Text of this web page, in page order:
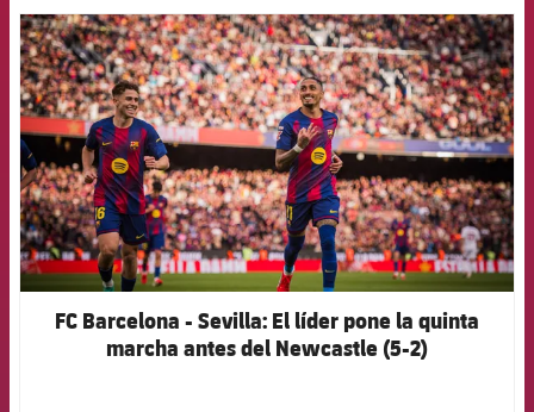
FCB Barcelona badge
FC Barcelona - Sevilla: El líder pone la quinta
marcha antes del Newcastle (5-2)